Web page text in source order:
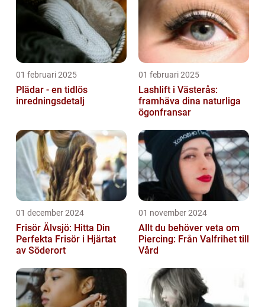
01 februari 2025
Plädar - en tidlös
inredningsdetalj
01 februari 2025
Lashlift i Västerås:
framhäva dina naturliga
ögonfransar
01 december 2024
Frisör Älvsjö: Hitta Din
Perfekta Frisör i Hjärtat
av Söderort
01 november 2024
Allt du behöver veta om
Piercing: Från Valfrihet till
Vård